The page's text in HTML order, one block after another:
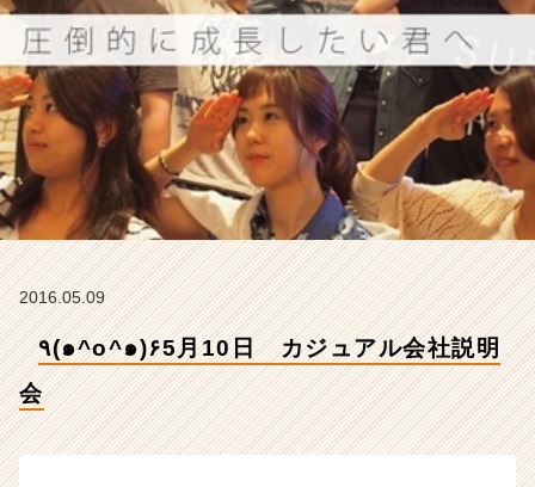
式
会
社
ア
イ
ン
テ
テ
タ
イ
2016.05.09
٩(๑^o^๑)۶5月10日 カジュアル会社説明
会